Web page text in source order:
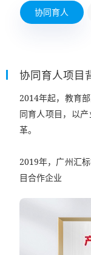
协同育人
协同育人项目
2014年起，教育
同育人项目，以
革。
2019年，广州汇
目合作企业